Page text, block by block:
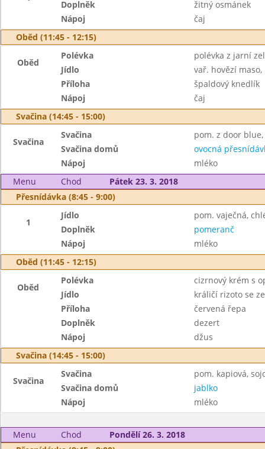
Doplněk
žitný osmánek
Nápoj
čaj
Oběd (11:45 - 12:15)
Oběd
Polévka
polévka z jarní
Jídlo
vař. hovězí
Příloha
špaldový knedlík
Nápoj
čaj
Svačina (14:45 - 15:00)
Svačina
Svačina
pom. z door
Svačina domů
ovocná
Nápoj
mléko
Menu
Chod
Pátek 23. 3. 2018
Přesnídávka (8:45 - 9:00)
1
Jídlo
pom. vaječná,
Doplněk
pomeranč
Nápoj
mléko
Oběd (11:45 - 12:15)
Oběd
Polévka
cizrnový krém s
Jídlo
králičí rizoto se
Příloha
červená řepa
Doplněk
dezert
Nápoj
džus
Svačina (14:45 - 15:00)
Svačina
Svačina
pom. kapiová,
Svačina domů
jablko
Nápoj
mléko
Menu Chod
Pondělí 26. 3. 2018